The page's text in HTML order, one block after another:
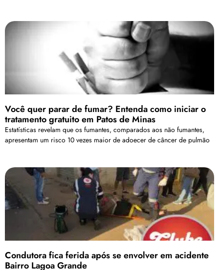
Você quer parar de fumar? Entenda como iniciar o
tratamento gratuito em Patos de Minas
Estatísticas revelam que os fumantes, comparados aos não fumantes,
apresentam um risco 10 vezes maior de adoecer de câncer de pulmão
Condutora fica ferida após se envolver em acidente
Bairro Lagoa Grande